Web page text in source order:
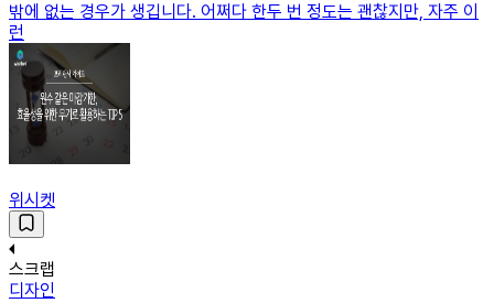
밖에 없는 경우가 생깁니다. 어쩌다 한두 번 정도는 괜찮지만, 자주 이
런
위시켓
스크랩
디자인